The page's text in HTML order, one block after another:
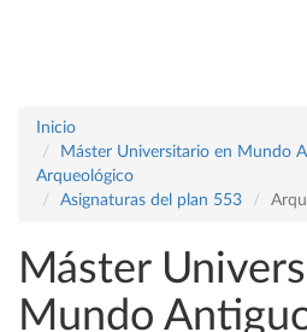
Inicio
Máster Universitario en Mundo
Arqueológico
Asignaturas del plan 553
Máster
Mundo